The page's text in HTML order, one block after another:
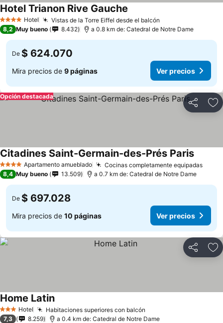
4 EstrellasHotel Vistas de la Torre Eiffel desde el balcón
Hotel Trianon Rive Gauche
8,2 Muy bueno 8.432 a 0.8 km de: Catedral de Notre Dame
De $ 624.070
Mira precios de 9 páginas Ver precios
Compartir
Opción destacada
4 EstrellasApartamento amueblado Cocinas completamente equipadasVer
Citadines Saint-Germain-des-Prés ParisVer
8,4 Muy bueno 13.509 a 0.7 km de: Catedral de Notre Dame
De $ 697.028
Mira precios de 10 páginas Ver precios
Compartir
3 Estrellas
Hotel Habitaciones superiores con balcón
Home LatinVer precios
7,3 8.259 a 0.4 km de: Catedral de Notre Dame